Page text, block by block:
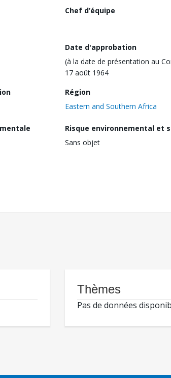
Chef d’équipe
Date d'approbation
(à la date de présentation au
17 août 1964
Région
Eastern and Southern Africa
Risque environnemental et
Sans objet
Thèmes
Pas de données